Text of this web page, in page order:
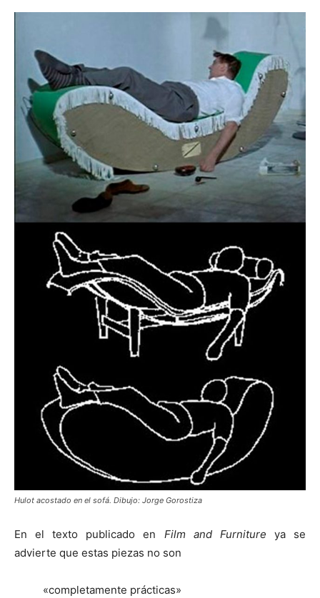
Hulot acostado en el sofá. Dibujo: Jorge Gorostiza
En el texto publicado en Film and Furniture ya se
advierte que estas piezas no son
«completamente prácticas»